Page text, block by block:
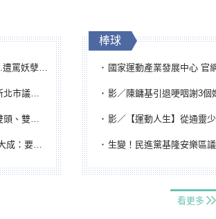
：舌頭殺人有罪
防線升級政見
球全登場
顯示怨恨深
棒球
國家運動產業發展中心 官網與品牌識
影／陳鏞基引退哽咽謝3個媽媽 最大
影／【運動人生】從通靈少女到無任所大使 劉柏君
生變！民進黨基隆安樂區議員提名人黃永翔突
看更多